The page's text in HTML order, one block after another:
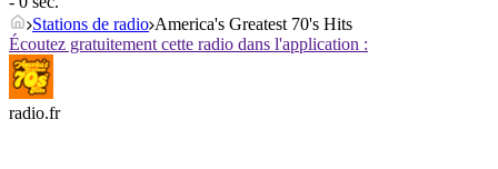
Stations de radio America's Greatest 70's Hits
Écoutez gratuitement cette radio dans l'application :
radio.fr